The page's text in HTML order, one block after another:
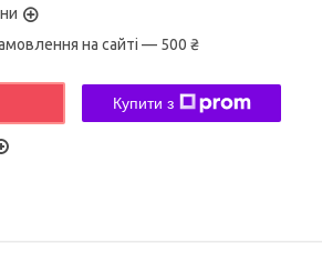
на сайті — 500 ₴
Купити з